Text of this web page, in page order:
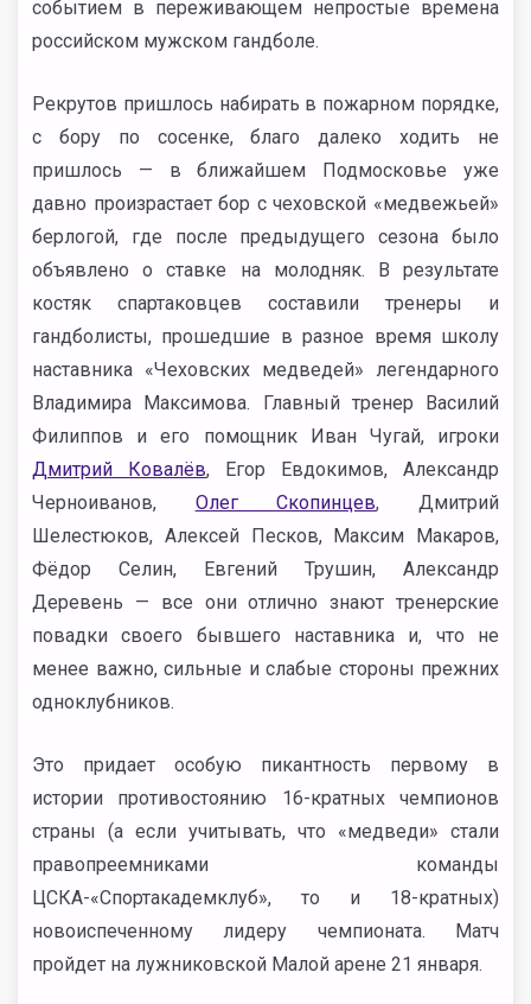
событием в переживающем непростые времена
российском мужском гандболе.
Рекрутов пришлось набирать в пожарном порядке,
с бору по сосенке, благо далеко ходить не
пришлось — в ближайшем Подмосковье уже
давно произрастает бор с чеховской «медвежьей»
берлогой, где после предыдущего сезона было
объявлено о ставке на молодняк. В результате
костяк спартаковцев составили тренеры и
гандболисты, прошедшие в разное время школу
наставника «Чеховских медведей» легендарного
Владимира Максимова. Главный тренер Василий
Филиппов и его помощник Иван Чугай, игроки
Дмитрий Ковалёв, Егор Евдокимов, Александр
Черноиванов, Олег Скопинцев, Дмитрий
Шелестюков, Алексей Песков, Максим Макаров,
Фёдор Селин, Евгений Трушин, Александр
Деревень — все они отлично знают тренерские
повадки своего бывшего наставника и, что не
менее важно, сильные и слабые стороны прежних
одноклубников.
Это придает особую пикантность первому в
истории противостоянию 16-кратных чемпионов
страны (а если учитывать, что «медведи» стали
правопреемниками команды
ЦСКА-«Спортакадемклуб», то и 18-кратных)
новоиспеченному лидеру чемпионата. Матч
пройдет на лужниковской Малой арене 21 января.